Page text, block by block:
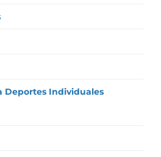
Deportes Individuales